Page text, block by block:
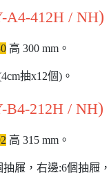
A4-412H / NH)
高 300 mm。
抽x12個)。
B4-212H / NH)
高 315 mm。
抽屜，右邊:6個抽屜